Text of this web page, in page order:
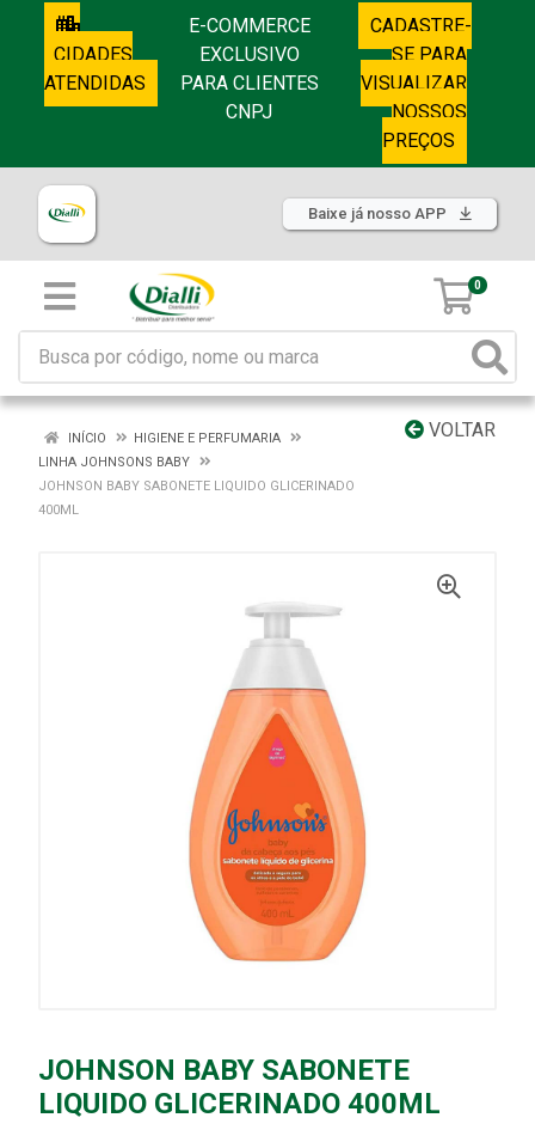
CIDADES
ATENDIDAS
E-COMMERCE
EXCLUSIVO
PARA CLIENTES
CNPJ
CADASTRE-
SE PARA
VISUALIZAR
NOSSOS
PREÇOS
Baixe já nosso APP
0
VOLTAR
INÍCIO
HIGIENE E PERFUMARIA
LINHA JOHNSONS BABY
JOHNSON BABY SABONETE LIQUIDO GLICERINADO
400ML
JOHNSON BABY SABONETE
LIQUIDO GLICERINADO 400ML